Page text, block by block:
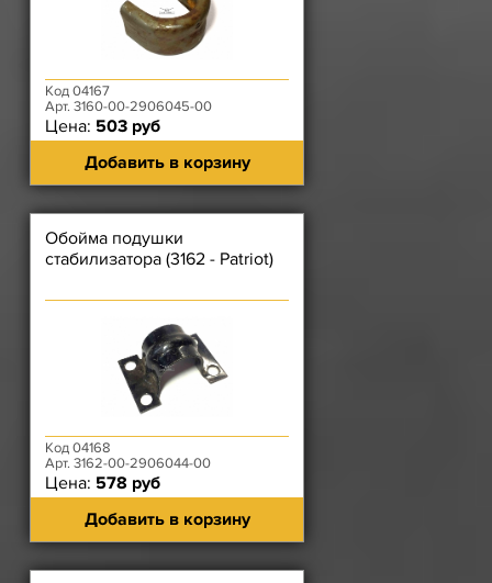
Код 04167
Арт. 3160-00-2906045-00
Цена: 503 руб
Добавить в корзину
Обойма подушки
стабилизатора (3162 - Patriot)
Код 04168
Арт. 3162-00-2906044-00
Цена: 578 руб
Добавить в корзину